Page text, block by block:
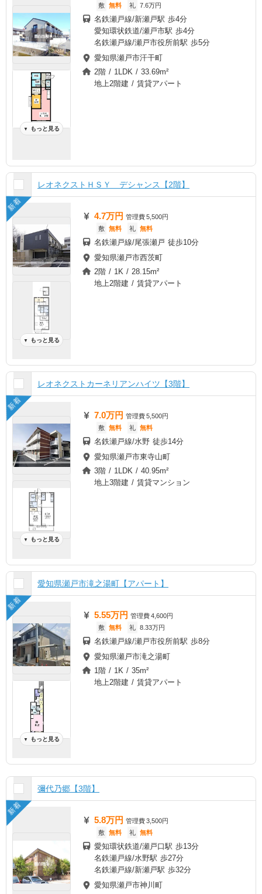
▼ もっと見る
敷 無料 礼 7.6万円
名鉄瀬戸線/新瀬戸駅 歩4分
愛知環状鉄道/瀬戸市駅 歩4分
名鉄瀬戸線/瀬戸市役所前駅 歩5分
愛知県瀬戸市汗干町
2階 / 1LDK / 33.69m²
地上2階建 / 賃貸アパート
レオネクストＨＳＹ デシャンス【2階】
新着
▼ もっと見る
4.7万円 管理費5,500円
敷 無料 礼 無料
名鉄瀬戸線/尾張瀬戸 徒歩10分
愛知県瀬戸市西茨町
2階 / 1K / 28.15m²
地上2階建 / 賃貸アパート
レオネクストカーネリアンハイツ【3階】
新着
▼ もっと見る
7.0万円 管理費5,500円
敷 無料 礼 無料
名鉄瀬戸線/水野 徒歩14分
愛知県瀬戸市東寺山町
3階 / 1LDK / 40.95m²
地上3階建 / 賃貸マンション
愛知県瀬戸市滝之湯町【アパート】
新着
▼ もっと見る
5.55万円 管理費4,600円
敷 無料 礼 8.33万円
名鉄瀬戸線/瀬戸市役所前駅 歩8分
愛知県瀬戸市滝之湯町
1階 / 1K / 35m²
地上2階建 / 賃貸アパート
彌代乃郷【3階】
新着
5.8万円 管理費3,500円
敷 無料 礼 無料
愛知環状鉄道/瀬戸口駅 歩13分
名鉄瀬戸線/水野駅 歩27分
名鉄瀬戸線/新瀬戸駅 歩32分
愛知県瀬戸市神川町